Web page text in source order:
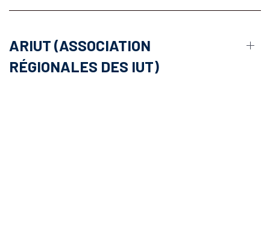
ARIUT (ASSOCIATION
RÉGIONALES DES IUT)